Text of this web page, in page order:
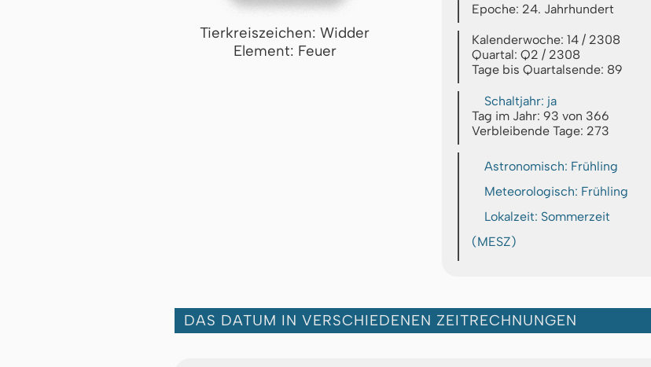
Tierkreiszeichen: Widder
Element: Feuer
Epoche: 24. Jahrhundert
Kalenderwoche: 14 / 2308
Quartal: Q2 / 2308
Tage bis Quartalsende: 89
Schaltjahr: ja
Tag im Jahr: 93 von 366
Verbleibende Tage: 273
Astronomisch: Frühling
Meteorologisch: Frühling
Lokalzeit: Sommerzeit
(MESZ)
DAS DATUM IN VERSCHIEDENEN ZEITRECHNUNGEN